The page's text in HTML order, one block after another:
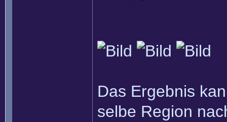
Das Ergebnis
selbe Region